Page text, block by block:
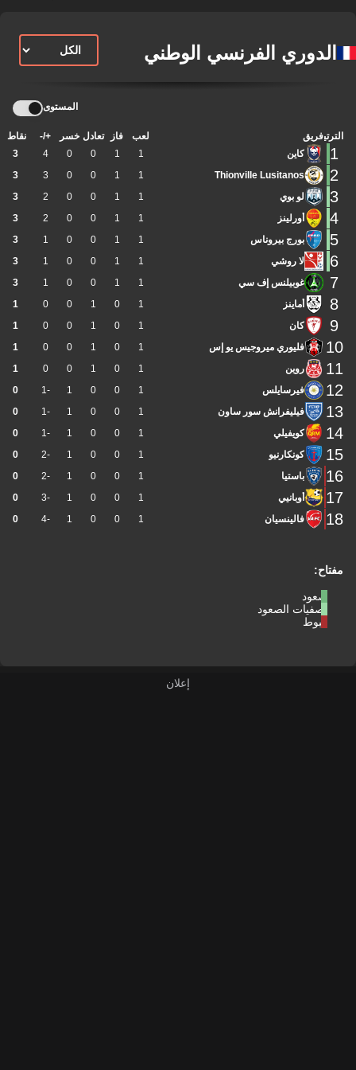
الدوري الفرنسي الوطني
المستوى
مفتاح:
صعود
تصفيات الصعود
هبوط
الترتيبفريق لعب فاز تعادل خسر +/- نقاط
1 كاين 1
1
0
0
4
3
2
Thionville Lusitanos
1
1
0
0
3
3
3 لو بوي 1
1
0
0
2
3
4 أورلينز 1
1
0
0
2
3
5 بورج بيروناس 1
1
0
0
1
3
6 لا روشي 1
1
0
0
1
3
7 غوبيلنس إف سي 1
1
0
0
1
3
8 أماينز 1
0
1
0
0
1
9 كان 1
0
1
0
0
1
10 فليوري ميروجيس يو إس 1
0
1
0
0
1
11 روين 1
0
1
0
0
1
12 فيرسايلس 1
0
0
1
-1
0
13 فيليفرانش سور ساون 1
0
0
1
-1
0
14 كويفيلي 1
0
0
1
-1
0
15 كونكارنيو 1
0
0
1
-2
0
16 باستيا 1
0
0
1
-2
0
17 أوبانيي 1
0
0
1
-3
0
18 فالينسيان 1
0
0
1
-4
0